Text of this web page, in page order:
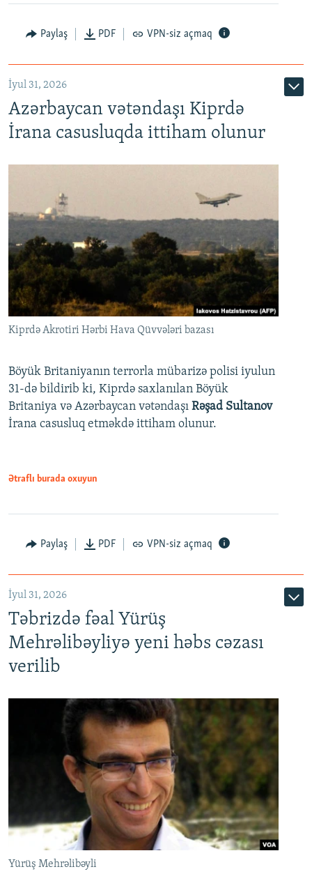
Paylaş PDF VPN-siz açmaq
İyul 31, 2026
Azərbaycan vətəndaşı Kiprdə
İrana casusluqda ittiham olunur
Kiprdə Akrotiri Hərbi Hava Qüvvələri bazası
Böyük Britaniyanın terrorla mübarizə polisi iyulun
31-də bildirib ki, Kiprdə saxlanılan Böyük
Britaniya və Azərbaycan vətəndaşı Rəşad Sultanov
İrana casusluq etməkdə ittiham olunur.
Ətraflı burada oxuyun
Paylaş PDF VPN-siz açmaq
İyul 31, 2026
Təbrizdə fəal Yürüş
Mehrəlibəyliyə yeni həbs cəzası
verilib
Yürüş Mehrəlibəyli